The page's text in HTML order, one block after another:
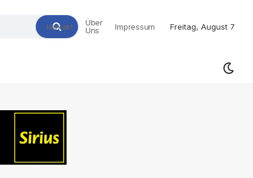
Kontakt
Über
Uns
Impressum Freitag, August 7